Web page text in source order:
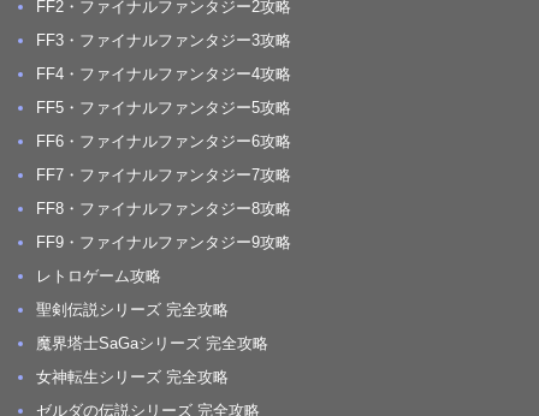
FF2・ファイナルファンタジー2攻略
FF3・ファイナルファンタジー3攻略
FF4・ファイナルファンタジー4攻略
FF5・ファイナルファンタジー5攻略
FF6・ファイナルファンタジー6攻略
FF7・ファイナルファンタジー7攻略
FF8・ファイナルファンタジー8攻略
FF9・ファイナルファンタジー9攻略
レトロゲーム攻略
聖剣伝説シリーズ 完全攻略
魔界塔士SaGaシリーズ 完全攻略
女神転生シリーズ 完全攻略
ゼルダの伝説シリーズ 完全攻略